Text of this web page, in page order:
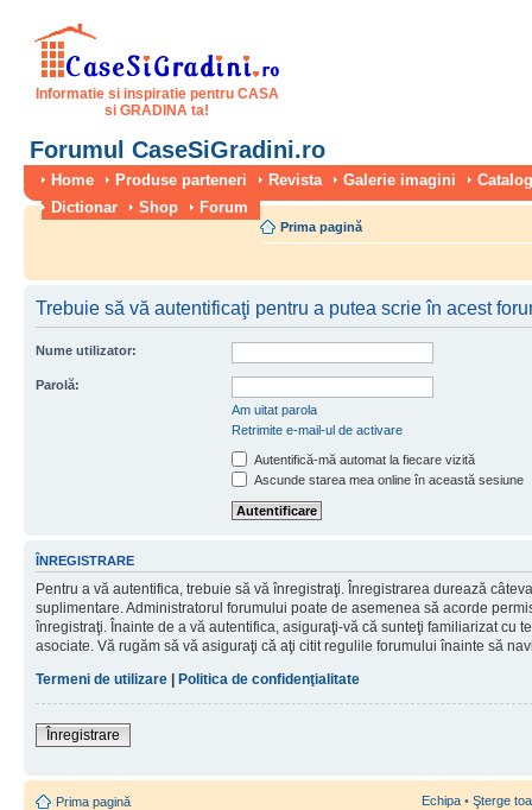
Informatie si inspiratie pentru CASA
si GRADINA ta!
Forumul CaseSiGradini.ro
Home Produse parteneri Revista Galerie imagini
Dictionar
Shop Forum
Prima pagină
Trebuie să vă autentificaţi pentru a putea scrie în acest
Nume utilizator:
Parolă:
Am uitat parola
Retrimite e-mail-ul de activare
Autentifică-mă automat la fiecare vizită
Ascunde starea mea online în această sesiune
ÎNREGISTRARE
Pentru a vă autentifica, trebuie să vă înregistraţi. Înregistrarea durează
suplimentare. Administratorul forumului poate de asemenea să acorde
înregistraţi. Înainte de a vă autentifica, asiguraţi-vă că sunteţi familiarizat cu
asociate. Vă rugăm să vă asiguraţi că aţi citit regulile forumului înainte să
Termeni de utilizare | Politica de confidenţialitate
Înregistrare
Prima pagină Echipa • Şterge